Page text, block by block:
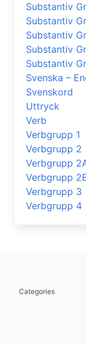
Substantiv
Substantiv
Substantiv
Substantiv
Substantiv
Svenska –
Svenskord
Uttryck
Verb
Verbgrupp 1
Verbgrupp 2
Verbgrupp
Verbgrupp
Verbgrupp 3
Verbgrupp 4
Categories